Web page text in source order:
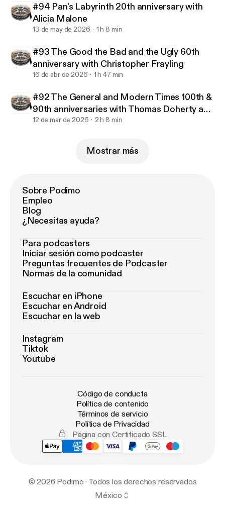
#94 Pan's Labyrinth 20th anniversary with
Alicia Malone
13 de may de 2026 1 h 8 min
#93 The Good the Bad and the Ugly 60th
anniversary with Christopher Frayling
16 de abr de 2026 1 h 47 min
#92 The General and Modern Times 100th &
90th anniversaries with Thomas Doherty and
Jeffrey Vance
12 de mar de 2026 2 h 8 min
Mostrar más
Sobre Podimo
Empleo
Blog
¿Necesitas ayuda?
Para podcasters
Iniciar sesión como podcaster
Preguntas frecuentes de Podcaster
Normas de la comunidad
Escuchar en iPhone
Escuchar en Android
Escuchar en la web
Instagram
Tiktok
Youtube
Código de conducta
Política de contenido
Términos de servicio
Política de Privacidad
Página con Certificado SSL
© 2026 Podimo · Todos los derechos reservados
México